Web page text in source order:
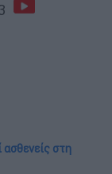
ασθενείς στη